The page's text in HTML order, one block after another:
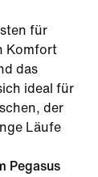
für
Komfort
das
ideal für
der
Läufe
Pegasus